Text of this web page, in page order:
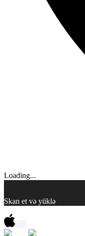
Loading...
Skan et və yüklə